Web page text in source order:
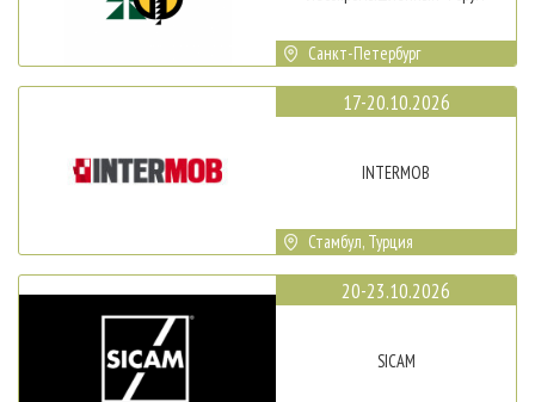
Санкт-Петербург
17-20.10.2026
INTERMOB
Стамбул, Турция
20-23.10.2026
SICAM